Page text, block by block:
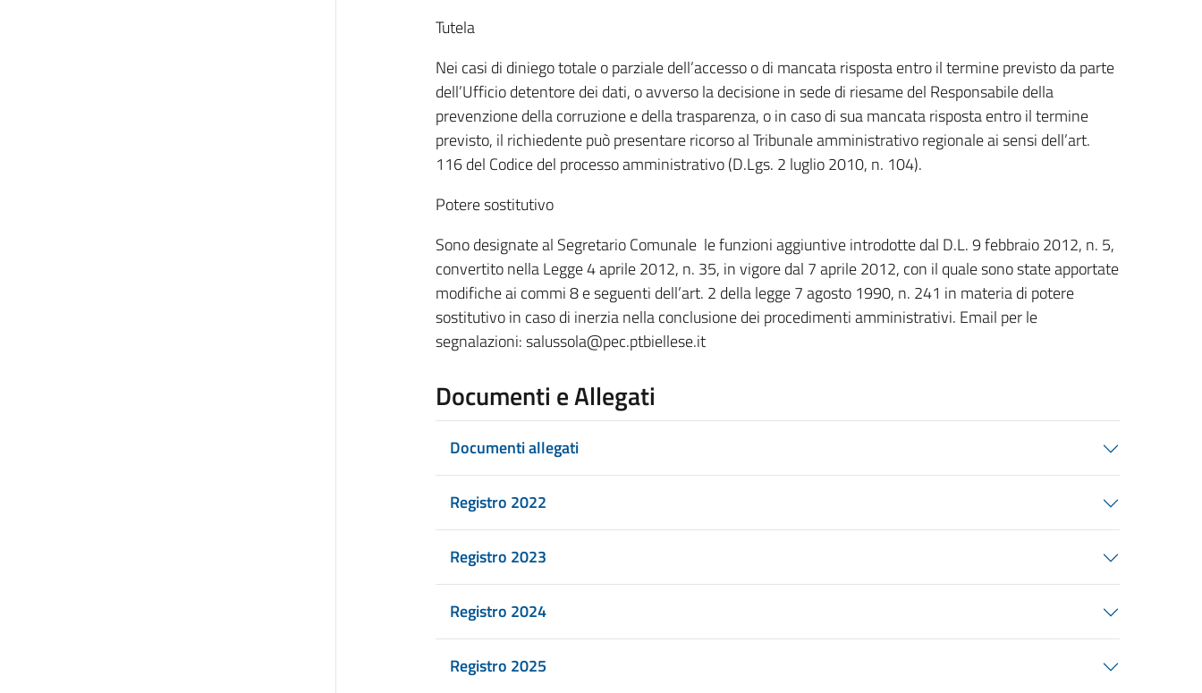
Tutela
Nei casi di diniego totale o parziale dell’accesso o di mancata risposta entro il termine previsto da parte
dell’Ufficio detentore dei dati, o avverso la decisione in sede di riesame del Responsabile della
prevenzione della corruzione e della trasparenza, o in caso di sua mancata risposta entro il termine
previsto, il richiedente può presentare ricorso al Tribunale amministrativo regionale ai sensi dell’art.
116 del Codice del processo amministrativo (D.Lgs. 2 luglio 2010, n. 104).
Potere sostitutivo
Sono designate al Segretario Comunale le funzioni aggiuntive introdotte dal D.L. 9 febbraio 2012, n. 5,
convertito nella Legge 4 aprile 2012, n. 35, in vigore dal 7 aprile 2012, con il quale sono state apportate
modifiche ai commi 8 e seguenti dell’art. 2 della legge 7 agosto 1990, n. 241 in materia di potere
sostitutivo in caso di inerzia nella conclusione dei procedimenti amministrativi. Email per le
segnalazioni: salussola@pec.ptbiellese.it
Documenti e Allegati
Documenti allegati
Registro 2022
Registro 2023
Registro 2024
Registro 2025